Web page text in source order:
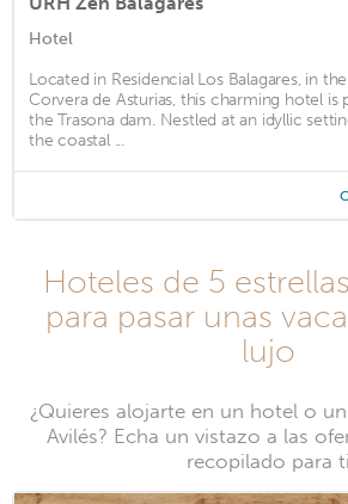
Hotel
Located in Residencial Los Balagares, in
Corvera de Asturias, this charming hotel is
the Trasona dam. Nestled at an idyllic
the coastal ...
Hoteles de 5
para pasar unas
lujo
¿Quieres alojarte en un hotel o
Avilés? Echa un vistazo a las
recopilado para ti